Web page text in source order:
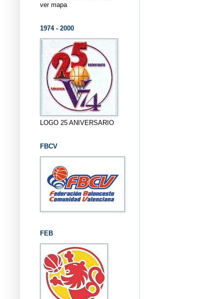
ver mapa
1974 - 2000
LOGO 25 ANIVERSARIO
FBCV
FEB